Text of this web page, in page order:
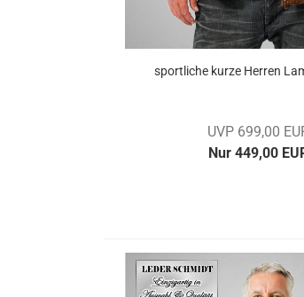
sport­li­che kurze Her­ren
UVP 699,00
Nur 449,00